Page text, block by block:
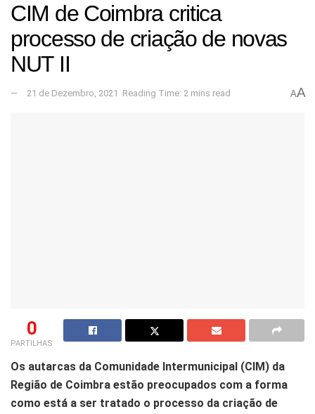
CIM de Coimbra critica
processo de criação de novas
NUT II
21 de Dezembro, 2021 Reading Time: 2 mins read AA
0
PARTILHAS
Os autarcas da Comunidade Intermunicipal (CIM) da
Região de Coimbra estão preocupados com a forma
como está a ser tratado o processo da criação de